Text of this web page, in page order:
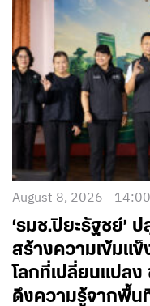
August 8, 2026 - 14:00
‘รมช.ปิยะรัฐชย์’
สร้างความเข้มแ
โลกที่เปลี่ยนแปลง
ดึงความรู้จากพื้น